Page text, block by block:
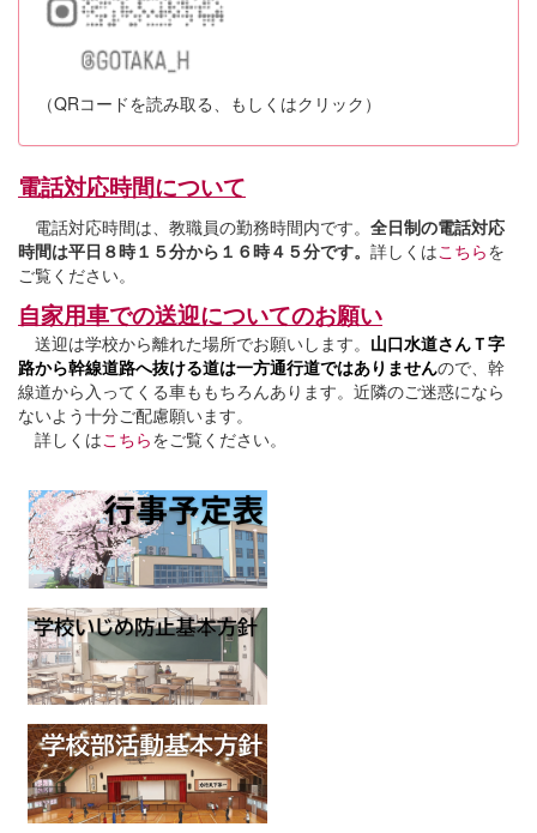
（QRコードを読み取る、もしくはクリック）
電話対応時間について
電話対応時間は、教職員の勤務時間内です。 全日制の電話対応
時間は平日８時１５分から１６時４５分です。 詳しくはこちらを
ご覧ください。
自家用車での送迎についてのお願い
送迎は学校から離れた場所でお願いします。 山口水道さんＴ字
路から幹線道路へ抜ける道は一方通行道ではありませんので、幹
線道から入ってくる車ももちろんあります。近隣のご迷惑になら
ないよう十分ご配慮願います。
詳しくはこちらをご覧ください。